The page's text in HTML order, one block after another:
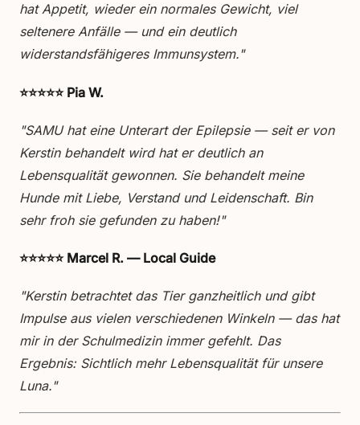
hat Appetit, wieder ein normales Gewicht, viel
seltenere Anfälle — und ein deutlich
widerstandsfähigeres Immunsystem."
⭐⭐⭐⭐⭐ Pia W.
"SAMU hat eine Unterart der Epilepsie — seit er von
Kerstin behandelt wird hat er deutlich an
Lebensqualität gewonnen. Sie behandelt meine
Hunde mit Liebe, Verstand und Leidenschaft. Bin
sehr froh sie gefunden zu haben!"
⭐⭐⭐⭐⭐ Marcel R. — Local Guide
"Kerstin betrachtet das Tier ganzheitlich und gibt
Impulse aus vielen verschiedenen Winkeln — das hat
mir in der Schulmedizin immer gefehlt. Das
Ergebnis: Sichtlich mehr Lebensqualität für unsere
Luna."